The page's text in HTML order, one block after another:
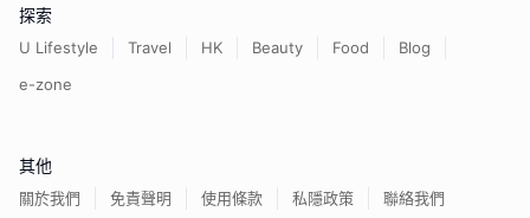
探索
U Lifestyle Travel HK Beauty Food
Blog
e-zone
其他
關於我們 免責聲明 使用條款 私隱政策 聯絡我們